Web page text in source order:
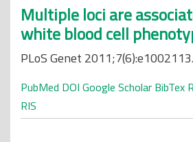
Multiple loci are
white blood cell
PLoS Genet 2011;7(6):e1002113.
PubMed DOI Google Scholar BibTex
RIS